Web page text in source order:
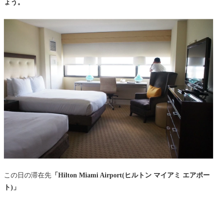
ょう。
この日の滞在先 「Hilton Miami Airport(ヒルトン マイアミ エアポー
ト)」